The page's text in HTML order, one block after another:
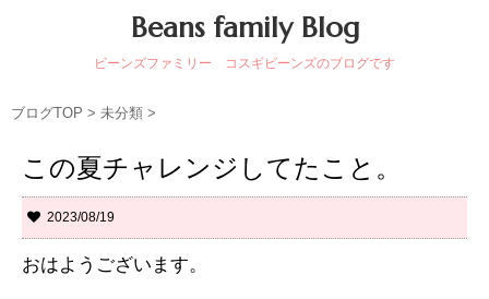
Beans family Blog
ビーンズファミリー コスギビーンズのブログです
ブログTOP > 未分類 >
この夏チャレンジしてたこと。
2023/08/19
おはようございます。